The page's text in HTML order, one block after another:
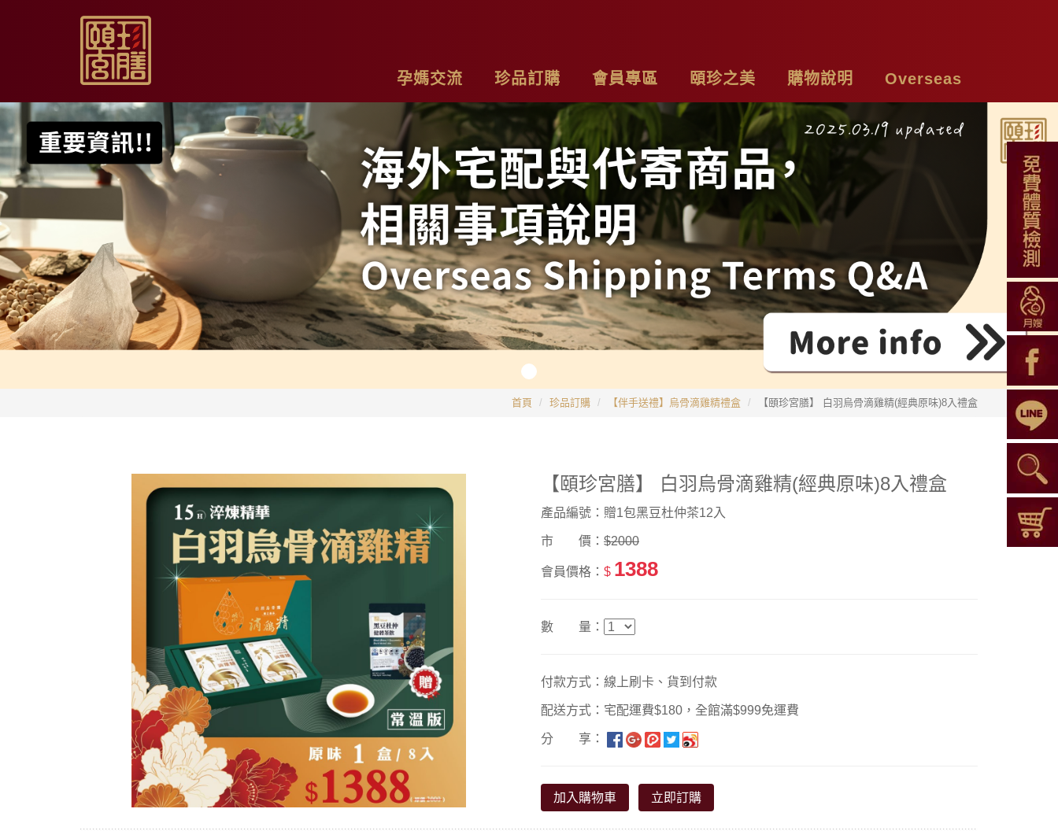
孕媽交流
最新消息
專欄作家
影片分享
珍品訂購
【限時促銷】玫瑰夏日亮麗計畫
【居家月子DIY】坐月子料理食材套組
【日常飲用】東方草本茶系列
【家庭食養】漢方藥膳燉包系列
【伴手送禮】烏骨滴雞精禮盒
【無禮盒自用】烏骨滴雞精家庭號
【台灣坐月子】月子周邊商品
【海外購物Oversea】滴雞精、30日坐月子調養套組
會員專區
基本資料
購物車
我的訂單
頤珍之美
品牌故事
聯絡我們
隱私權聲明
購物說明
購物須知
付款方式
配送方式
常見問題
退換貨說明
Overseas
Chicken Essence
Tea Bags
Soup Blend
Functional Herbal Tea
首頁 珍品訂購 【伴手送禮】烏骨滴雞精禮盒 【頤珍宮膳】 白羽烏骨滴雞精(經典原味)8入禮盒
【頤珍宮膳】 白羽烏骨滴雞精(經典原味)8入禮盒
產品編號：贈1包黑豆杜仲茶12入
市 價： $2000
會員價格： $ 1388
數 量：
付款方式：線上刷卡、貨到付款
配送方式：宅配運費$180，全館滿$999免運費
分 享：
加入購物車 立即訂購